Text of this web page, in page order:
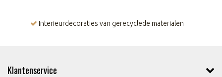
Interieurdecoraties van gerecyclede materialen
Klantenservice